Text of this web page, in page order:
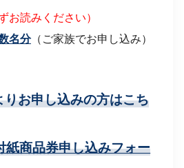
お読みください）
名分（ご家族でお申し込み）
お申し込みの方はこち
紙商品券申し込みフォー